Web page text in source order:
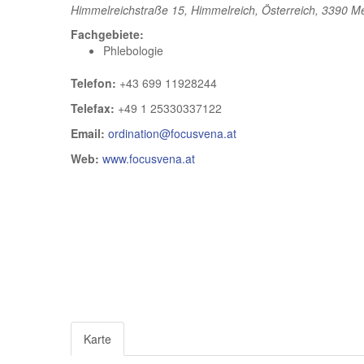
Himmelreichstraße 15, Himmelreich, Österreich, 3390
Fachgebiete:
Phlebologie
Telefon: +43 699 11928244
Telefax: +49 1 25330337122
Email: ordination@focusvena.at
Web: www.focusvena.at
Karte